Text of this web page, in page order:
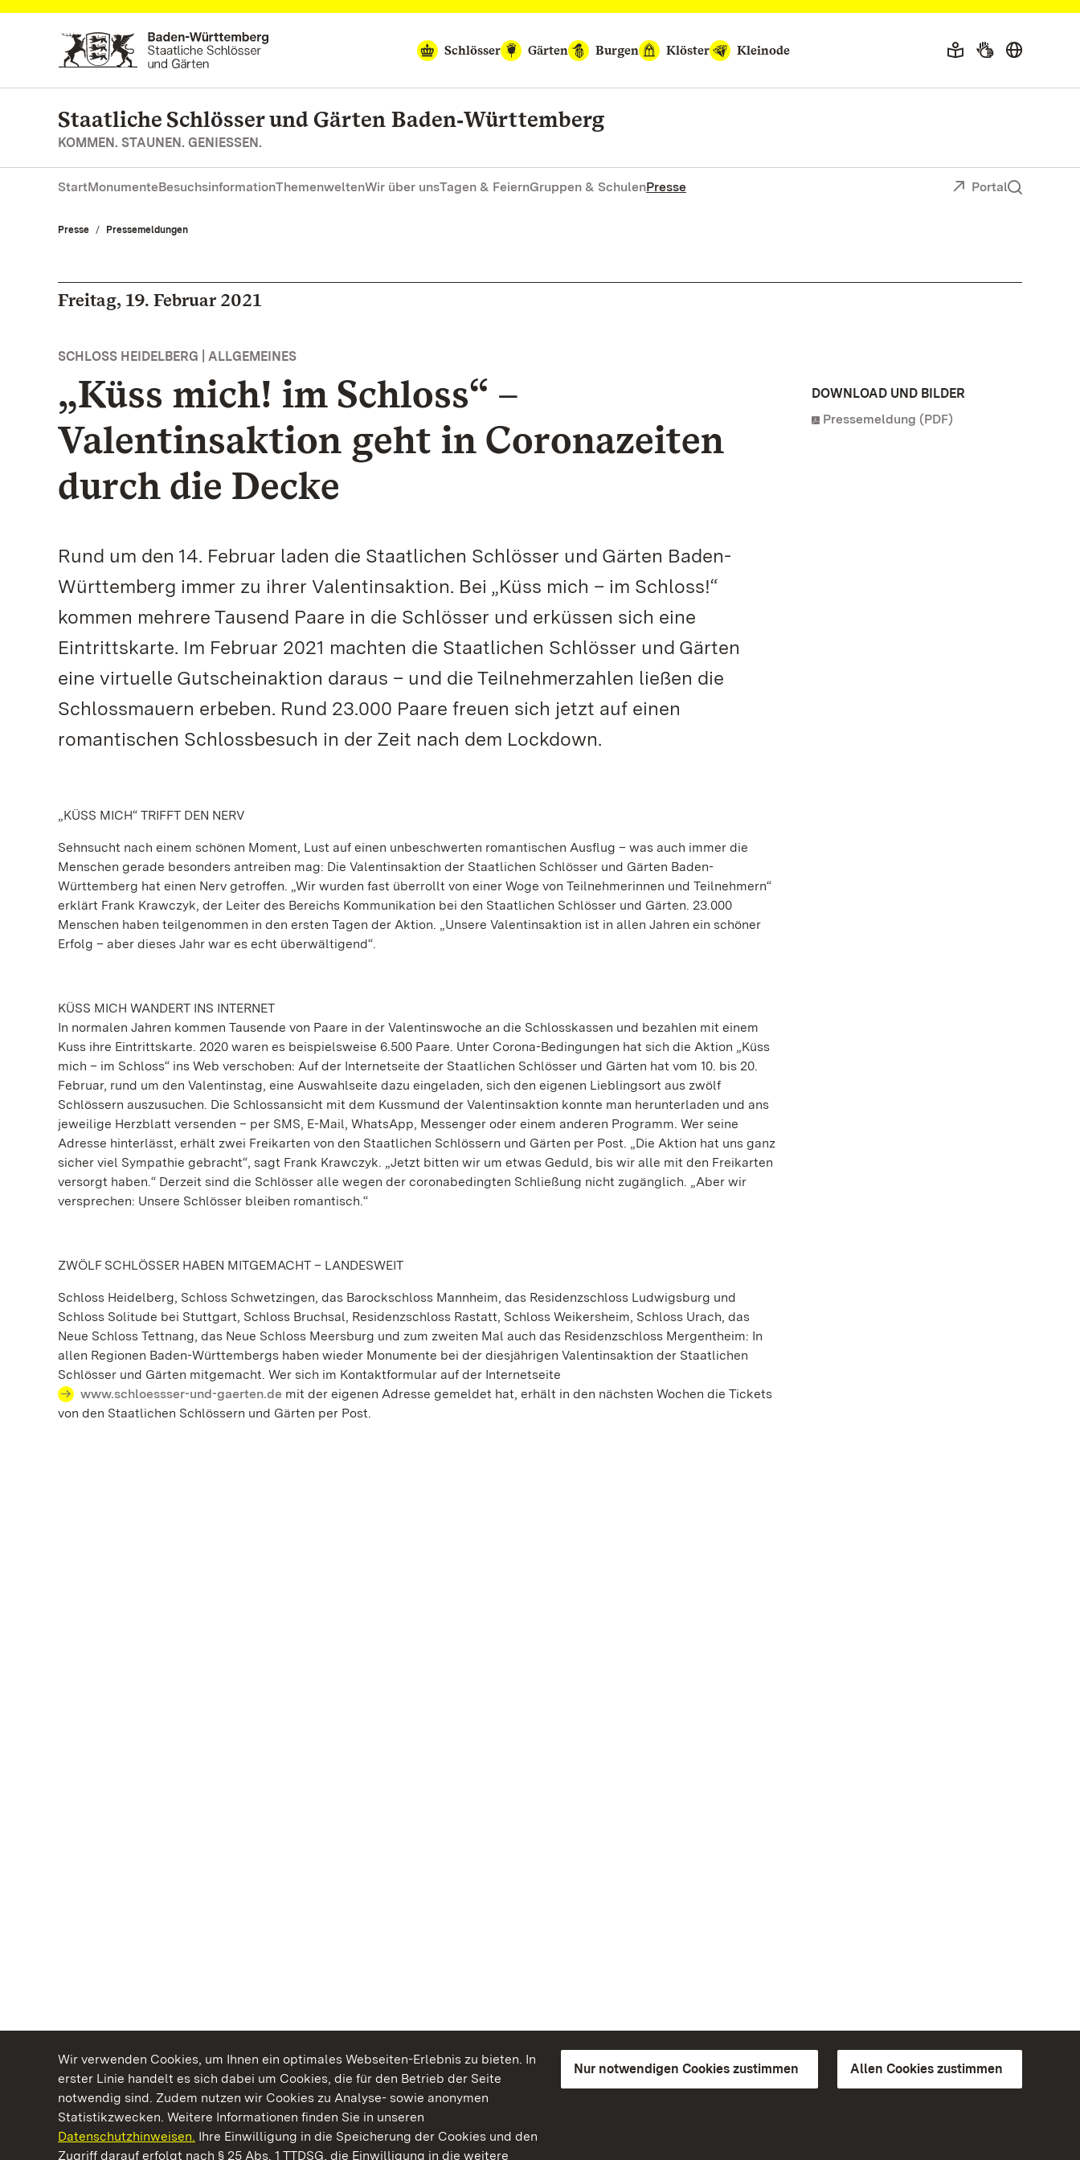
Wir verwenden Cookies, um Ihnen ein optimales Webseiten-Erlebnis zu bieten. In
erster Linie handelt es sich dabei um Cookies, die für den Betrieb der Seite
notwendig sind. Zudem nutzen wir Cookies zu Analyse- sowie anonymen
Statistikzwecken. Weitere Informationen finden Sie in unseren
Datenschutzhinweisen. Ihre Einwilligung in die Speicherung der Cookies und den
Zugriff darauf erfolgt nach § 25 Abs. 1 TTDSG, die Einwilligung in die weitere
Nur notwendigen Cookies zustimmen Allen Cookies zustimmen
Zum Hauptinhalt springen
Schlösser
Gärten Burgen Klöster Kleinode
Staatliche Schlösser und Gärten Baden‑Württemberg
KOMMEN. STAUNEN. GENIESSEN.
StartMonumenteBesuchsinformationThemenweltenWir über unsTagen & FeiernGruppen & SchulenPresse Portal
Presse Pressemeldungen
Freitag, 19. Februar 2021
SCHLOSS HEIDELBERG | ALLGEMEINES
„Küss mich! im Schloss“ –
Valentinsaktion geht in Coronazeiten
durch die Decke
Rund um den 14. Februar laden die Staatlichen Schlösser und Gärten Baden-
Württemberg immer zu ihrer Valentinsaktion. Bei „Küss mich – im Schloss!“
kommen mehrere Tausend Paare in die Schlösser und erküssen sich eine
Eintrittskarte. Im Februar 2021 machten die Staatlichen Schlösser und Gärten
eine virtuelle Gutscheinaktion daraus – und die Teilnehmerzahlen ließen die
Schlossmauern erbeben. Rund 23.000 Paare freuen sich jetzt auf einen
romantischen Schlossbesuch in der Zeit nach dem Lockdown.
„KÜSS MICH“ TRIFFT DEN NERV
Sehnsucht nach einem schönen Moment, Lust auf einen unbeschwerten romantischen Ausflug – was auch immer die
Menschen gerade besonders antreiben mag: Die Valentinsaktion der Staatlichen Schlösser und Gärten Baden-
Württemberg hat einen Nerv getroffen. „Wir wurden fast überrollt von einer Woge von Teilnehmerinnen und Teilnehmern“
erklärt Frank Krawczyk, der Leiter des Bereichs Kommunikation bei den Staatlichen Schlösser und Gärten. 23.000
Menschen haben teilgenommen in den ersten Tagen der Aktion. „Unsere Valentinsaktion ist in allen Jahren ein schöner
Erfolg – aber dieses Jahr war es echt überwältigend“.
KÜSS MICH WANDERT INS INTERNET
In normalen Jahren kommen Tausende von Paare in der Valentinswoche an die Schlosskassen und bezahlen mit einem
Kuss ihre Eintrittskarte. 2020 waren es beispielsweise 6.500 Paare. Unter Corona-Bedingungen hat sich die Aktion „Küss
mich – im Schloss“ ins Web verschoben: Auf der Internetseite der Staatlichen Schlösser und Gärten hat vom 10. bis 20.
Februar, rund um den Valentinstag, eine Auswahlseite dazu eingeladen, sich den eigenen Lieblingsort aus zwölf
Schlössern auszusuchen. Die Schlossansicht mit dem Kussmund der Valentinsaktion konnte man herunterladen und ans
jeweilige Herzblatt versenden – per SMS, E-Mail, WhatsApp, Messenger oder einem anderen Programm. Wer seine
Adresse hinterlässt, erhält zwei Freikarten von den Staatlichen Schlössern und Gärten per Post. „Die Aktion hat uns ganz
sicher viel Sympathie gebracht“, sagt Frank Krawczyk. „Jetzt bitten wir um etwas Geduld, bis wir alle mit den Freikarten
versorgt haben.“ Derzeit sind die Schlösser alle wegen der coronabedingten Schließung nicht zugänglich. „Aber wir
versprechen: Unsere Schlösser bleiben romantisch.“
ZWÖLF SCHLÖSSER HABEN MITGEMACHT – LANDESWEIT
Schloss Heidelberg, Schloss Schwetzingen, das Barockschloss Mannheim, das Residenzschloss Ludwigsburg und
Schloss Solitude bei Stuttgart, Schloss Bruchsal, Residenzschloss Rastatt, Schloss Weikersheim, Schloss Urach, das
Neue Schloss Tettnang, das Neue Schloss Meersburg und zum zweiten Mal auch das Residenzschloss Mergentheim: In
allen Regionen Baden-Württembergs haben wieder Monumente bei der diesjährigen Valentinsaktion der Staatlichen
Schlösser und Gärten mitgemacht. Wer sich im Kontaktformular auf der Internetseite
www.schloessser-und-gaerten.de mit der eigenen Adresse gemeldet hat, erhält in den nächsten Wochen die Tickets
von den Staatlichen Schlössern und Gärten per Post.
DOWNLOAD UND BILDER
Pressemeldung (PDF)
Kommen. Staunen. Genießen.